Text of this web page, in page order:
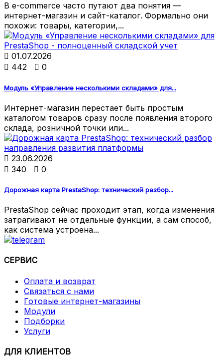
В e-commerce часто путают два понятия —
интернет-магазин и сайт-каталог. Формально они
похожи: товары, категории,...
 01.07.2026
 442  0
Модуль «Управление несколькими складами» для...
Интернет-магазин перестает быть простым
каталогом товаров сразу после появления второго
склада, розничной точки или...
 23.06.2026
 340  0
Дорожная карта PrestaShop: технический разбор...
PrestaShop сейчас проходит этап, когда изменения
затрагивают не отдельные функции, а сам способ,
как система устроена...
СЕРВИС
Оплата и возврат
Связаться с нами
Готовые интернет-магазины
Модули
Подборки
Услуги
ДЛЯ КЛИЕНТОВ